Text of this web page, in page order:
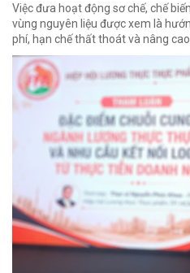
Việc đưa hoạt động sơ chế, chế
vùng nguyên liệu được xem là
phí, hạn chế thất thoát và nâng